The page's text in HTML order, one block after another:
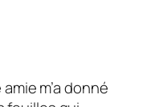
m’a donné